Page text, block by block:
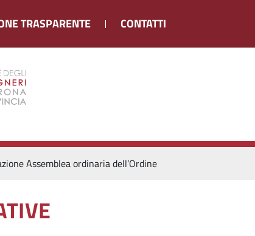
TRASPARENTE CONTATTI
Assemblea ordinaria dell’Ordine